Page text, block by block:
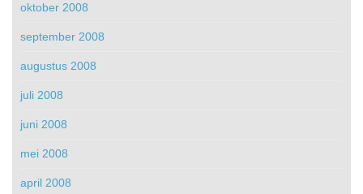
oktober 2008
september 2008
augustus 2008
juli 2008
juni 2008
mei 2008
april 2008